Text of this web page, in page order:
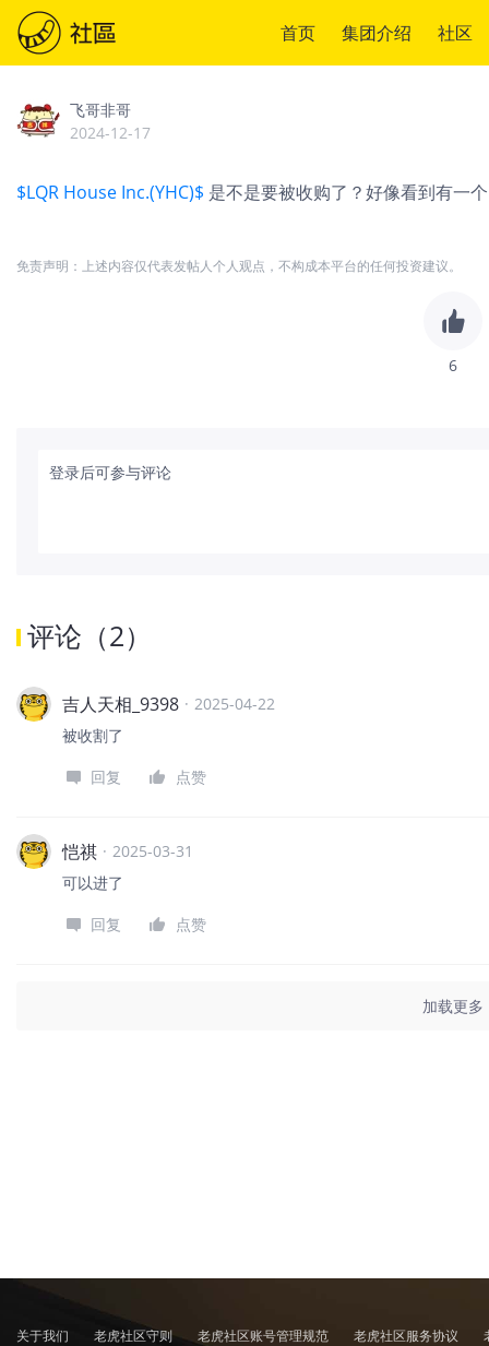
首页 集团介绍 社区
飞哥非哥
2024-12-17
$LQR House Inc.(YHC)$ 是不是要被收购了？好像看到有一
免责声明：上述内容仅代表发帖人个人观点，不构成本平台的任何投资建议。
6
登录后可参与评论
评论 （2）
吉人天相_9398 · 2025-04-22
被收割了
回复
点赞
恺祺 · 2025-03-31
可以进了
回复
点赞
加载更多
关于我们 老虎社区守则 老虎社区账号管理规范 老虎社区服务协议